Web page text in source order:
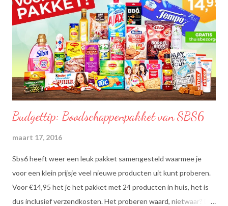
Budgettip: Boodschappenpakket van SBS6
maart 17, 2016
Sbs6 heeft weer een leuk pakket samengesteld waarmee je
voor een klein prijsje veel nieuwe producten uit kunt proberen.
Voor €14,95 het je het pakket met 24 producten in huis, het is
dus inclusief verzendkosten. Het proberen waard, nietwaar? Dit